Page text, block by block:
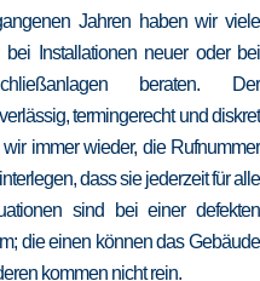
Jahren haben wir viele
Installationen neuer oder bei
beraten. Der
termingerecht und diskret
immer wieder, die Rufnummer
dass sie jederzeit für alle
sind bei einer defekten
die einen können das Gebäude
kommen nicht rein.